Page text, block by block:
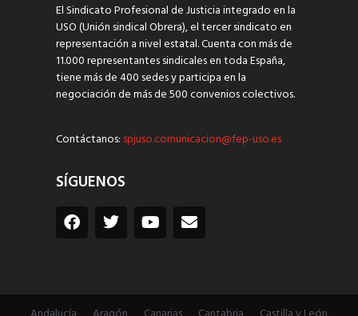
El Sindicato Profesional de Justicia integrado en la
USO (Unión sindical Obrera), el tercer sindicato en
representación a nivel estatal. Cuenta con más de
11.000 representantes sindicales en toda España,
tiene más de 400 sedes y participa en la
negociación de más de 500 convenios colectivos.
Contáctanos: spjuso.comunicacion@fep-uso.es
SÍGUENOS